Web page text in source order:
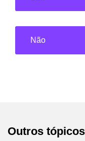
Não
Outros tópicos